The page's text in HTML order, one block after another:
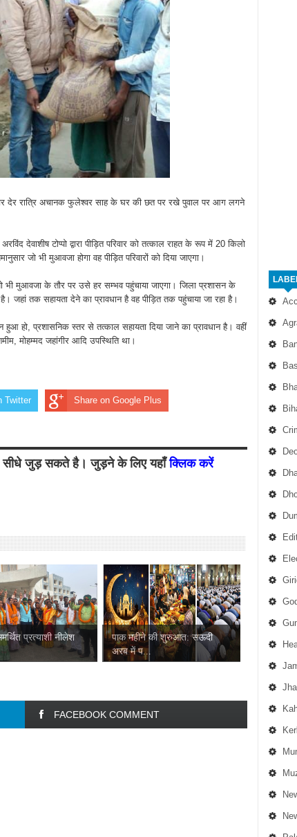
देर रात्रि अचानक फुलेश्वर साह के घर की छत पर रखे पुवाल पर आग लगने
देवाशीष टोप्पो द्वारा पीड़ित परिवार को तत्काल राहत के रूप में 20 किलो
जो भी मुआवजा होगा वह पीड़ित परिवारों को दिया जाएगा।
मुआवजा के तौर पर उसे हर सम्भव पहुंचाया जाएगा। जिला प्रशासन के
जहां तक सहायता देने का प्रावधान है वह पीड़ित तक पहुंचाया जा रहा है।
हो, प्रशासनिक स्तर से तत्काल सहायता दिया जाने का प्रावधान है। वहीं
मोहम्मद जहांगीर आदि उपस्थिति था।
Twitter Share on Google Plus
सीधे जुड़ सकते है। जुड़ने के लिए यहाँक्लिक करें
प्रत्याशी नीलेश
पाक महीने की शुरुआत: सऊदी
अरब में प...
FACEBOOK COMMENT